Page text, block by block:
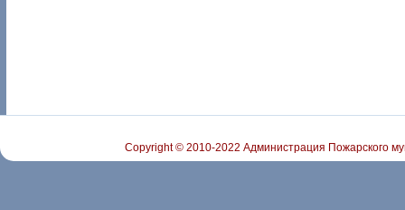
Copyright © 2010-2022 Администрация Пожарского